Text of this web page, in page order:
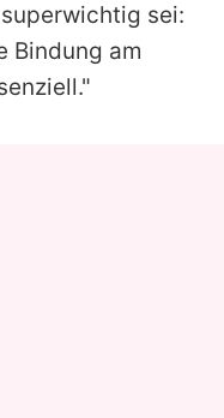
sei:
Bindung am